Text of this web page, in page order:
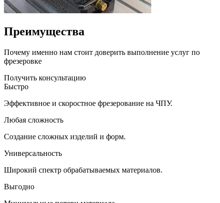
Преимущества
Почему именно нам стоит доверить выполнение услуг по
фрезеровке
Получить консультацию
Быстро
Эффективное и скоростное фрезерование на ЧПУ.
Любая сложность
Создание сложных изделий и форм.
Универсальность
Широкий спектр обрабатываемых материалов.
Выгодно